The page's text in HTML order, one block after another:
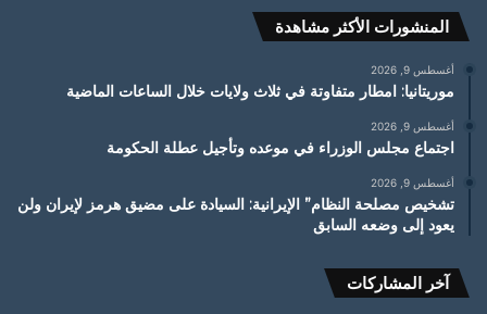
المنشورات الأكثر مشاهدة
أغسطس 9, 2026
موريتانيا: امطار متفاوتة في ثلاث ولايات خلال الساعات الماضية
أغسطس 9, 2026
اجتماع مجلس الوزراء في موعده وتأجيل عطلة الحكومة
أغسطس 9, 2026
تشخيص مصلحة النظام” الإيرانية: السيادة على مضيق هرمز لإيران ولن
يعود إلى وضعه السابق
آخر المشاركات